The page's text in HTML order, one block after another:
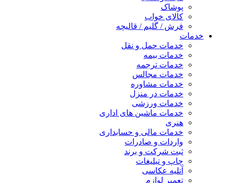
پوشاک
کالای خواب
فرش / گلیم / قالیچه
خدمات
خدمات حمل و نقل
خدمات بیمه
خدمات ترجمه
خدمات مجالس
خدمات مشاوره
خدمات در منزل
خدمات ورزشی
خدمات ماشین های اداری
هنری
خدمات مالی و حسابداری
واردات و صادرات
ثبت شرکت و برند
چاپ و تبلیغات
آتلیه عکاسی
تعمیر لوازم